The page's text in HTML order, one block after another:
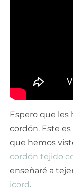
Espero que les
cordón. Este
que hemos
cordón tejido
enseñaré a
icord.